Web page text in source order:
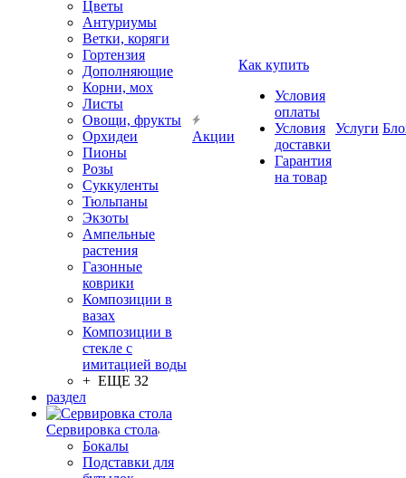
Цветы
Антуриумы
Ветки, коряги
Гортензия
Дополняющие
Корни, мох
Листы
Овощи, фрукты
Орхидеи
Пионы
Розы
Суккуленты
Тюльпаны
Экзоты
Ампельные
растения
Газонные
коврики
Композиции в
вазах
Композиции в
стекле с
имитацией воды
+ ЕЩЕ 32
раздел
Сервировка стола
Бокалы
Подставки для
Акции
Как купить
Условия
оплаты
Условия
доставки
Гарантия
на товар
Услуги